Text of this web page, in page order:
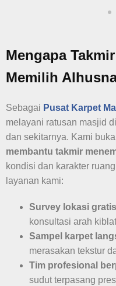
Mengapa
Memilih
Sebagai Pusat Karpet
melayani ratusan masjid
dan sekitarnya. Kami
membantu takmir
kondisi dan karakter
layanan kami:
Survey lokasi gratis
konsultasi arah
Sampel karpet
merasakan tekstur
Tim profesional
sudut terpasang